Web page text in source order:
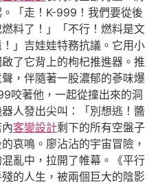
「走！K-999！我們要從後
料了！」「不行！燃料是文
」吉娃娃特務抗議。它用小
了它背上的枸杞推進器。推
，伴隨著一股濃郁的蔘味爆
咬著他，一起從撞出來的洞
人發出尖叫：「別想逃！醬
客變設計剩下的所有空盤子
哀鳴。廖沾沾的宇宙冒險，
亂中，拉開了帷幕。《平行
的人生，被兩個巨大的陰影